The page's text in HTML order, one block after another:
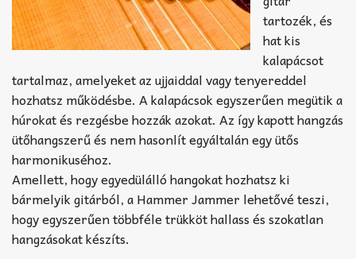
tartozék, és
hat kis
kalapácsot
tartalmaz, amelyeket az ujjaiddal vagy tenyereddel
hozhatsz működésbe. A kalapácsok egyszerűen megütik a
húrokat és rezgésbe hozzák azokat. Az így kapott hangzás
ütőhangszerű és nem hasonlít egyáltalán egy ütős
harmonikuséhoz.
Amellett, hogy egyedülálló hangokat hozhatsz ki
bármelyik gitárból, a Hammer Jammer lehetővé teszi,
hogy egyszerűen többféle trükköt hallass és szokatlan
hangzásokat készíts.